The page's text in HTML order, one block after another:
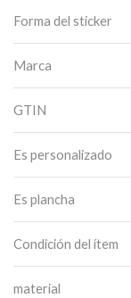
Forma del sticker
Marca
GTIN
Es personalizado
Es plancha
Condición del ítem
material